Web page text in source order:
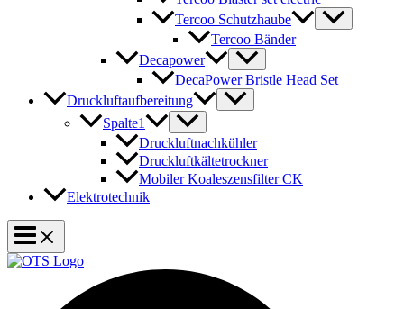
Tercoo Schutzhaube
Tercoo Bänder
Decapower
DecaPower Bristle Head Set
Druckluftaufbereitung
Spalte1
Druckluftnachkühler
Druckluftkältetrockner
Mobiler Koaleszensfilter CK
Elektrotechnik